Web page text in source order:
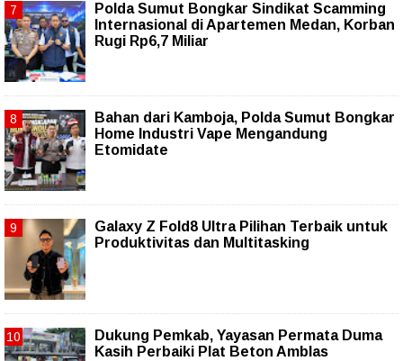
Polda Sumut Bongkar Sindikat Scamming
Internasional di Apartemen Medan, Korban
Rugi Rp6,7 Miliar
Bahan dari Kamboja, Polda Sumut Bongkar
Home Industri Vape Mengandung
Etomidate
Galaxy Z Fold8 Ultra Pilihan Terbaik untuk
Produktivitas dan Multitasking
Dukung Pemkab, Yayasan Permata Duma
Kasih Perbaiki Plat Beton Amblas